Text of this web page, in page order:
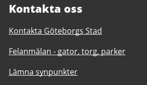
Kontakta oss
Kontakta Göteborgs Stad
Felanmälan - gator, torg, parker
Lämna synpunkter